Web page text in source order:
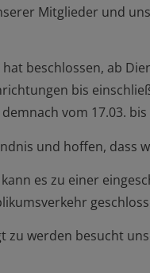
Mitglieder und
beschlossen, ab
bis
vom 17.03. bis
und hoffen, dass
es zu einer
zu werden besucht